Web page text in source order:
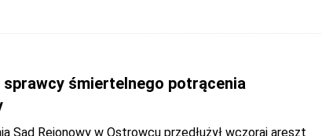
śmiertelnego potrącenia
Sąd Rejonowy w Ostrowcu przedłużył wczoraj areszt